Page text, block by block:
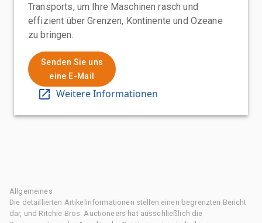
Transports, um Ihre Maschinen rasch und
effizient über Grenzen, Kontinente und Ozeane
zu bringen.
Senden Sie uns
eine E-Mail
Weitere Informationen
Allgemeines
Die detaillierten Artikelinformationen stellen einen begrenzten Bericht
dar, und Ritchie Bros. Auctioneers hat ausschließlich die